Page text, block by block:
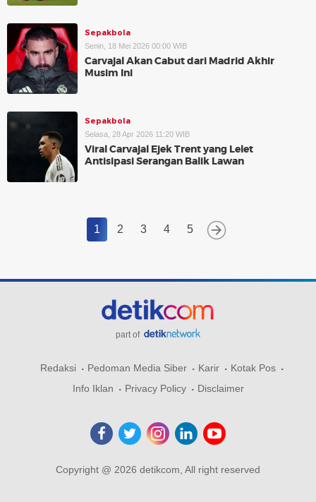
Sepakbola
Senin, 18 Mei 2026 00:00 WIB
Carvajal Akan Cabut dari Madrid Akhir
Musim Ini
Sepakbola
Selasa, 28 Apr 2026 11:20 WIB
Viral Carvajal Ejek Trent yang Lelet
Antisipasi Serangan Balik Lawan
1 2 3 4 5
part of
Redaksi Pedoman Media Siber Karir
Kotak Pos
Info Iklan
Privacy Policy Disclaimer
Copyright @ 2026 detikcom, All right reserved